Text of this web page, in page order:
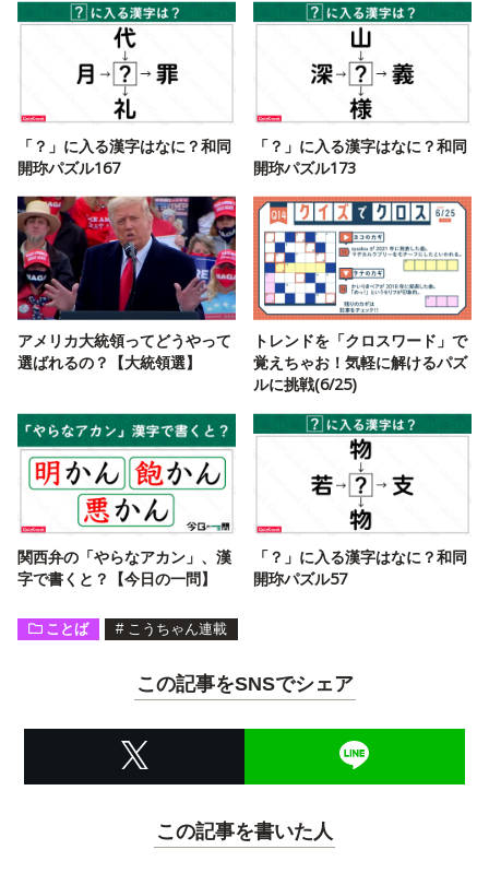
「？」に入る漢字はなに？和同
開珎パズル167
「？」に入る漢字はなに？和同
開珎パズル173
アメリカ大統領ってどうやって
選ばれるの？【大統領選】
トレンドを「クロスワード」で
覚えちゃお！気軽に解けるパズ
ルに挑戦(6/25)
関西弁の「やらなアカン」、漢
字で書くと？【今日の一問】
「？」に入る漢字はなに？和同
開珎パズル57
ことば # こうちゃん連載
この記事をSNSでシェア
この記事を書いた人